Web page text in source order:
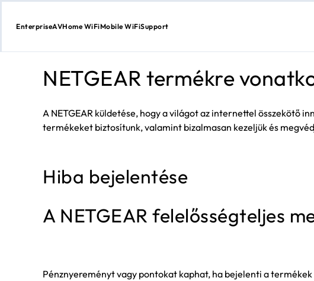
Skip
EnterpriseAVHome WiFiMobile WiFiSupport
NETGEAR termékre
A NETGEAR küldetése, hogy a világot az internettel összekötő
termékeket biztosítunk, valamint bizalmasan kezeljük és
Hiba bejelentése
A NETGEAR felelősségteljes
Pénznyereményt vagy pontokat kaphat, ha bejelenti a